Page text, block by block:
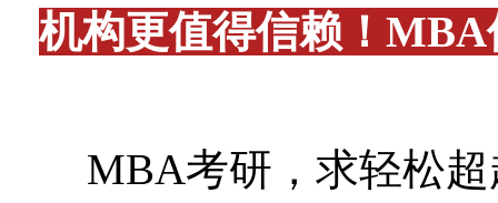
机构更值得信赖！
MBA考研，求轻松超